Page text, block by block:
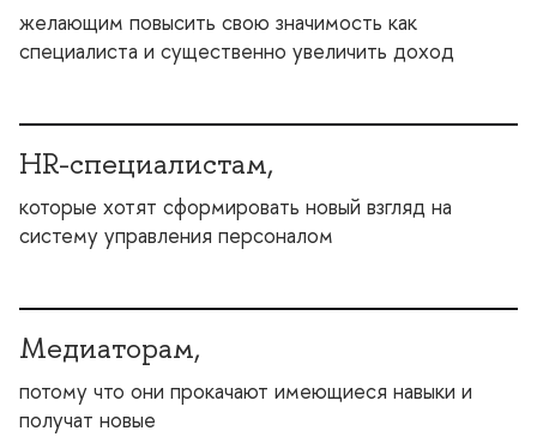
желающим повысить свою значимость как
специалиста и существенно увеличить доход
HR-специалистам,
которые хотят сформировать новый взгляд на
систему управления персоналом
Медиаторам,
потому что они прокачают имеющиеся навыки и
получат новые